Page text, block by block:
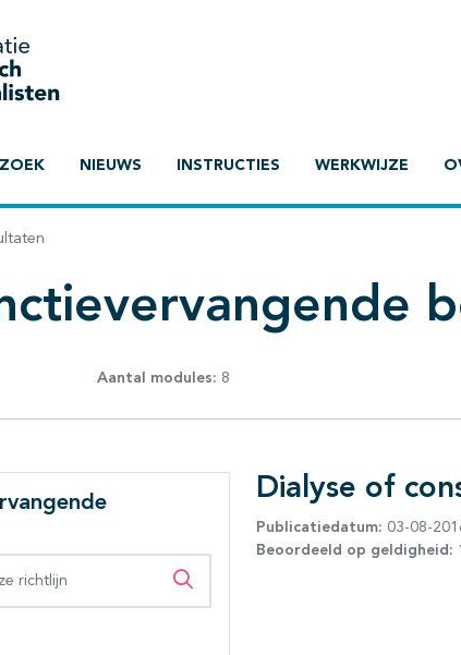
ZOEK NIEUWS INSTRUCTIES WERKWIJZE
Aantal modules: 8
Zoeken binnen deze richtlijn
Dialyse of
Publicatiedatum: 03-08-
Beoordeeld op geldigheid: